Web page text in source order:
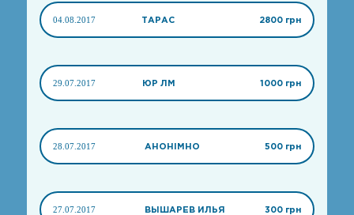
04.08.2017 ТАРАС 2800 грн
29.07.2017 ЮР ЛМ 1000 грн
28.07.2017 АНОНІМНО 500 грн
27.07.2017 ВЫШАРЕВ ИЛЬЯ 300 грн